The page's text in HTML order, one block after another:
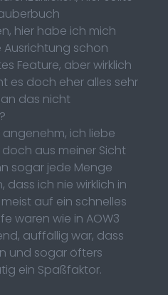
hier habe ich mich
schon
Feature, aber wirklich
es doch eher alles sehr
das nicht
ich liebe
aus meiner Sicht
sogar jede Menge
ich nie wirklich in
auf ein schnelles
waren wie in AOW3
auffällig war, dass
und sogar öfters
ein Spaßfaktor.